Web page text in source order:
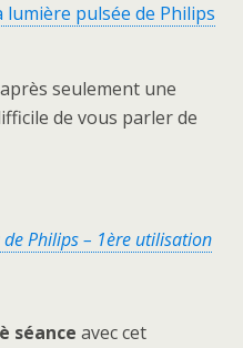
lumière pulsée de Philips
seulement une
de vous parler de
Philips – 1ère utilisation
séance avec cet